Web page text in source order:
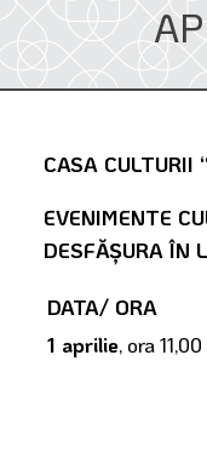
CASA CULTURII
EVENIMENTE
DESFĂŞURA ÎN
DATA/ ORA
1 aprilie, ora 11,00